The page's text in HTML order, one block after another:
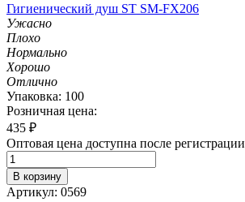
Гигиенический душ ST SM-FX206
Ужасно
Плохо
Нормально
Хорошо
Отлично
Упаковка: 100
Розничная цена:
435 ₽
Оптовая цена доступна после регистрации
В корзину
Артикул: 0569